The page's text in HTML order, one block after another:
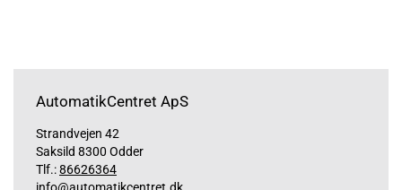
AutomatikCentret ApS
Strandvejen 42
Saksild 8300 Odder
Tlf.:86626364